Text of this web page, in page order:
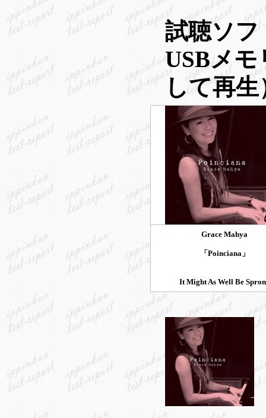
試聴ソフ
USBメ
して再生
Grace Mahya
「Poinciana」
It Might As Well Be